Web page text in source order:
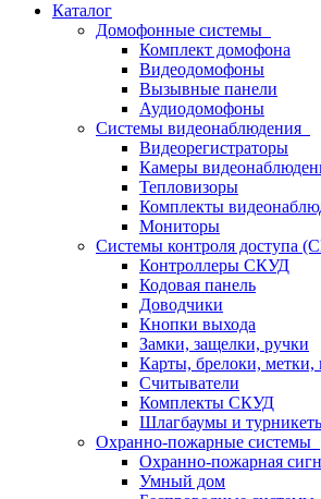
Каталог
Домофонные системы
Комплект домофона
Видеодомофоны
Вызывные панели
Аудиодомофоны
Системы видеонаблюдения
Видеорегистраторы
Камеры
Тепловизоры
Комплекты
Мониторы
Системы контроля доступа
Контроллеры СКУД
Кодовая панель
Доводчики
Кнопки выхода
Замки, защелки, ручки
Карты, брелоки, метки,
Считыватели
Комплекты СКУД
Шлагбаумы и
Охранно-пожарные системы
Охранно-пожарная
Умный дом